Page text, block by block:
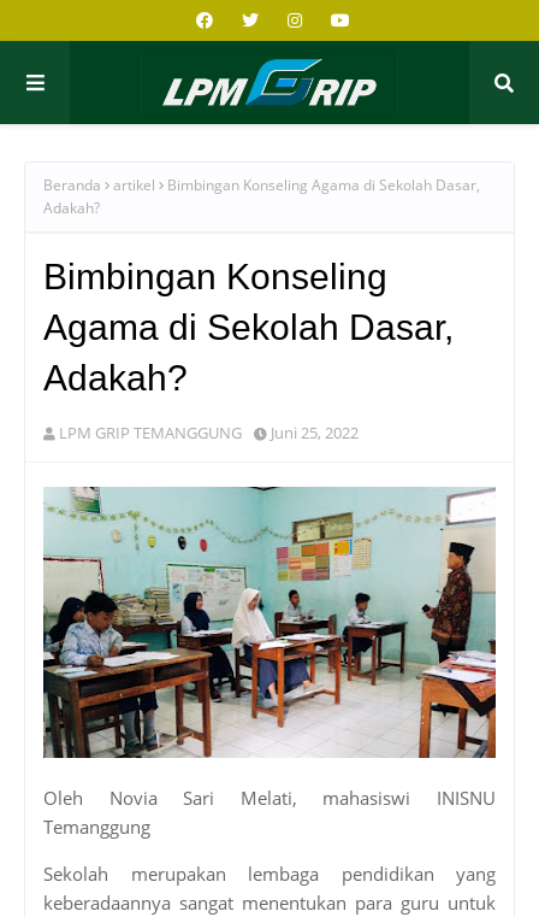
Beranda artikel
Bimbingan Konseling Agama di Sekolah Dasar,
Adakah?
Bimbingan Konseling
Agama di Sekolah Dasar,
Adakah?
LPM GRIP TEMANGGUNG Juni 25, 2022
Oleh Novia Sari Melati, mahasiswi INISNU
Temanggung
Sekolah merupakan lembaga pendidikan yang
keberadaannya sangat menentukan para guru untuk